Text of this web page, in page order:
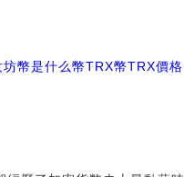
坊幣是什么幣TRX幣TRX價格